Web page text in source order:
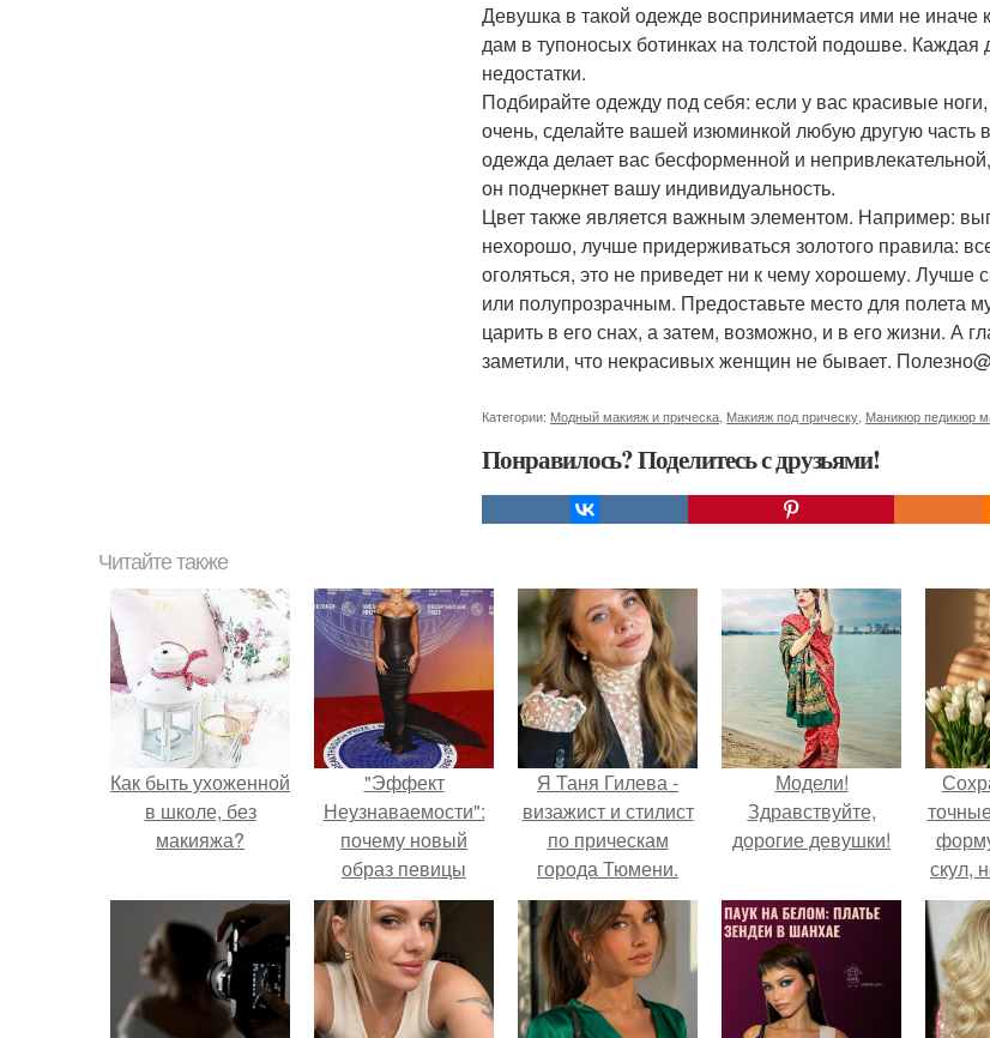
Девушка в такой одежде воспринимается ими не иначе
дам в тупоносых ботинках на толстой подошве.
недостатки.
Подбирайте одежду под себя: если у вас красивые
очень, сделайте вашей изюминкой любую другую часть
одежда делает вас бесформенной и
он подчеркнет вашу индивидуальность.
Цвет также является важным элементом. Например:
нехорошо, лучше придерживаться золотого правила:
оголяться, это не приведет ни к чему хорошему. Лучше
или полупрозрачным. Предоставьте место для полета
царить в его снах, а затем, возможно, и в его жизни.
заметили, что некрасивых женщин не бывает.
Категории: Модный макияж и прическа Макияж под прическу Маникюр педикюр
Понравилось? Поделитесь с друзьями!
Читайте также
Как быть ухоженной
в школе, без
макияжа?
"Эффект
Неузнаваемости":
почему новый
образ певицы
вызвал споры о
гранях
возможного?
Я Таня Гилева -
визажист и стилист
по прическам
города Тюмени.
Модели!
Здравствуйте,
дорогие девушки!
скул,